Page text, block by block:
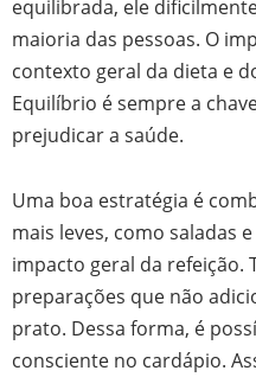
equilibrada, ele
maioria das pessoas. O
contexto geral da dieta e
Equilíbrio é sempre a
prejudicar a saúde.
Uma boa estratégia é
mais leves, como saladas
impacto geral da refeição.
preparações que não
prato. Dessa forma, é
consciente no cardápio.